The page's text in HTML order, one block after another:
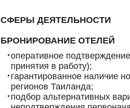
СФЕРЫ ДЕЯТЕЛЬНОСТИ
БРОНИРОВАНИЕ ОТЕЛЕЙ
оперативное
принятия в работу);
гарантированное наличие
регионов Таиланда;
подбор альтернативных